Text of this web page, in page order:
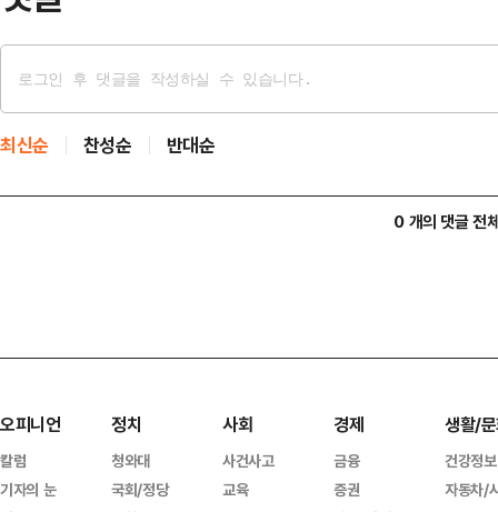
최신순 찬성순 반대순
0 개의 댓글 전
오피니언
칼럼
기자의 눈
정치
청와대
국회/정당
사회
사건사고
교육
경제
금융
증권
생활/
건강정보
자동차/